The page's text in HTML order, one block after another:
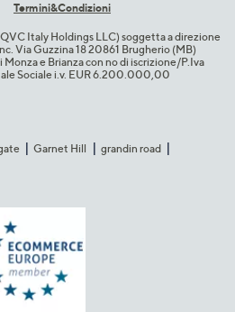
Termini&C​ondizioni
Italy Holdings LLC) soggetta a direzione
Via Guzzina 18 20861 Brugherio (MB)​
e Brianza con no di iscrizione/P.Iva
Sociale i.v. EUR 6.200.000,00​
Garnet Hill
grandin road